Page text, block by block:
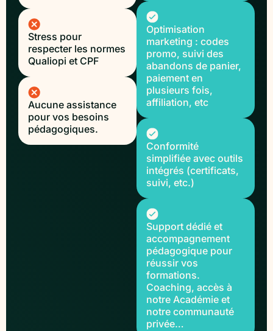
Stress pour
respecter les normes
Qualiopi et CPF
Aucune assistance
pour vos besoins
pédagogiques.
Optimisation
marketing : codes
promo, suivi des
abandons de panier,
paiement en
plusieurs fois,
affiliation, etc
Conformité
simplifiée avec outils
intégrés (certificats,
suivi, etc.)
Support dédié et
accompagnement
pédagogique pour
réussir vos
formations.
Coaching, accès à
notre Académie et
notre communauté
privée…